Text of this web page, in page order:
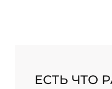
ЕСТЬ ЧТО